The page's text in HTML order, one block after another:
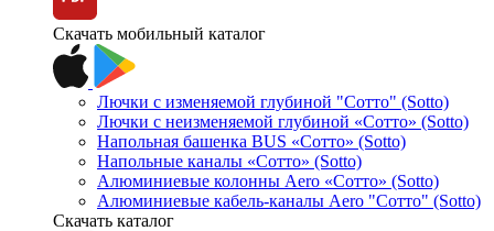
Скачать мобильный каталог
Лючки с изменяемой глубиной "Сотто" (Sotto)
Лючки с неизменяемой глубиной «Сотто» (Sotto)
Напольная башенка BUS «Сотто» (Sotto)
Напольные каналы «Сотто» (Sotto)
Алюминиевые колонны Aero «Сотто» (Sotto)
Алюминиевые кабель-каналы Aero "Сотто" (Sotto)
Скачать каталог